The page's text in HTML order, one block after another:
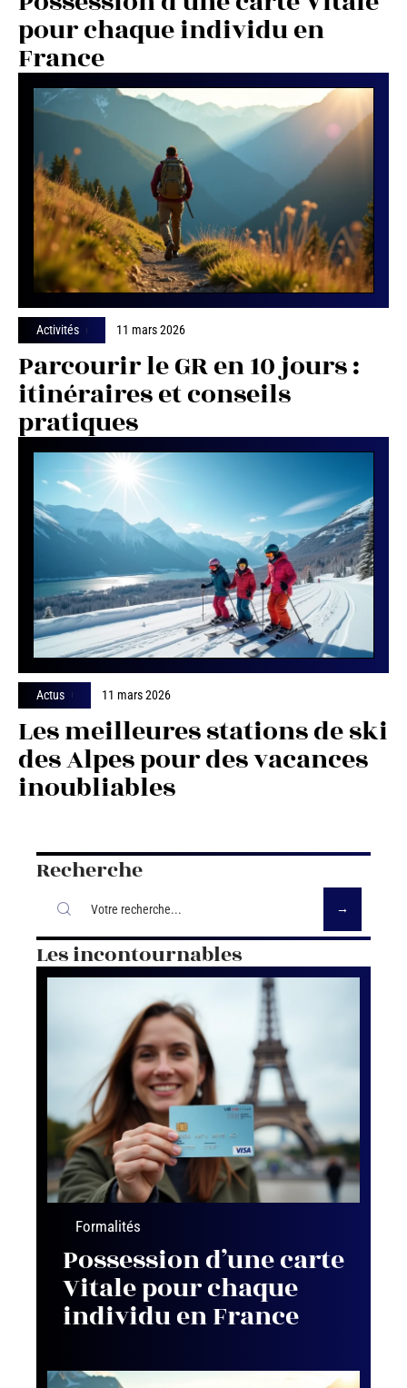
pour chaque individu en
France
Activités 11 mars 2026
Parcourir le GR en 10 jours :
itinéraires et conseils
pratiques
Actus 11 mars 2026
Les meilleures stations de ski
des Alpes pour des vacances
inoubliables
Recherche
Les incontournables
Formalités
Possession d’une carte
Vitale pour chaque
individu en France